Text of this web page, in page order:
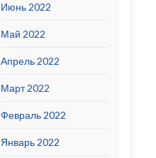
Июнь 2022
Май 2022
Апрель 2022
Март 2022
Февраль 2022
Январь 2022